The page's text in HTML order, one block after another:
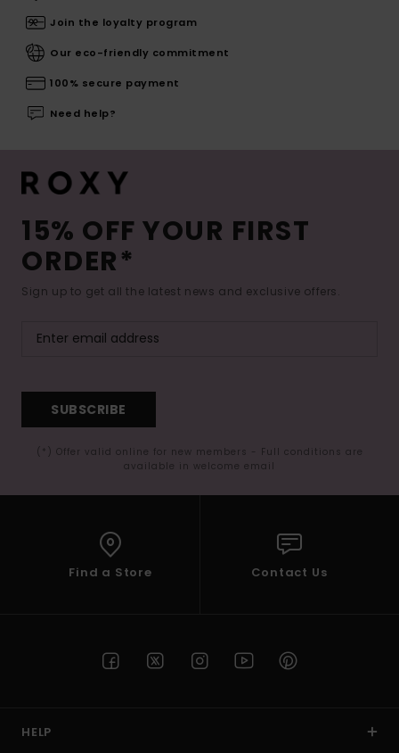
Join the loyalty program
Our eco-friendly commitment
100% secure payment
Need help?
15% OFF YOUR FIRST
ORDER*
Sign up to get all the latest news and exclusive offers.
SUBSCRIBE
(*) Offer valid online for new members - Full conditions are
available in welcome email
Find a Store Contact Us
HELP